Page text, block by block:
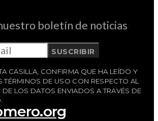
boletín de noticias
SUSCRIBIR
CASILLA, CONFIRMA QUE HA LEÍDO Y
TÉRMINOS DE USO CON RESPECTO AL
LOS DATOS ENVIADOS A TRAVÉS DE